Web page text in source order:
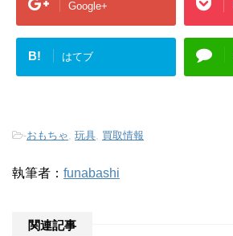
Google+
B! はてブ
-おもちゃ 玩具 買取情報
執筆者： funabashi
関連記事